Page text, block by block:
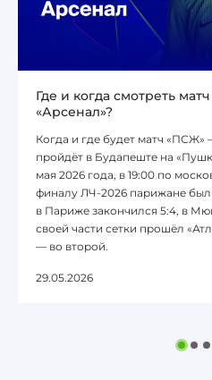
Где и когда смотреть
«Арсенал»?
Когда и где будет матч «ПСЖ»
пройдёт в Будапеште на
мая 2026 года, в 19:00 по
финалу ЛЧ-2026 парижане
в Париже закончился 5:4, в
своей части сетки прошёл
— во второй.
29.05.2026